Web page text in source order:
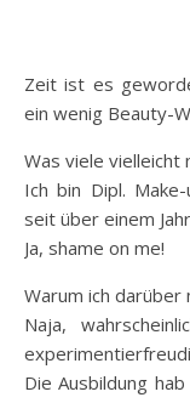
Zeit ist es geworden, dass in meinem kunterbunten Blog
ein wenig Beauty-
Was viele vielleicht
Ich bin Dipl.
seit über einem
Ja, shame on me!
Warum ich darüber
Naja,
Die Ausbildung